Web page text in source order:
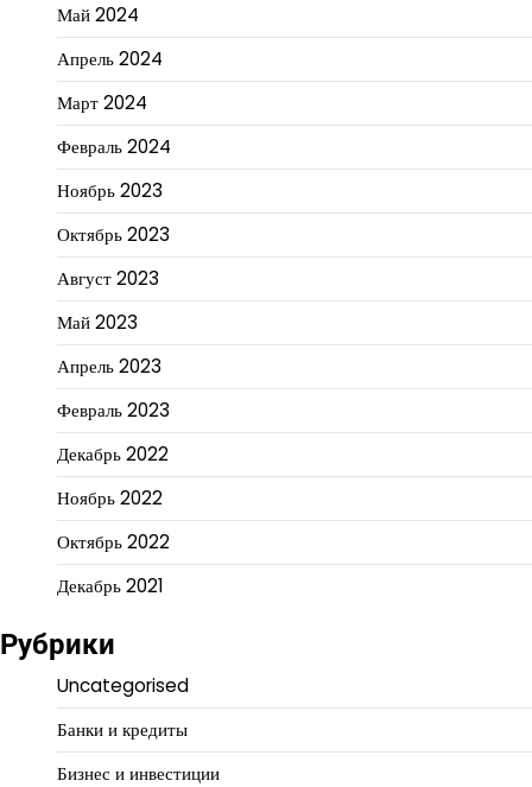
Май 2024
Апрель 2024
Март 2024
Февраль 2024
Ноябрь 2023
Октябрь 2023
Август 2023
Май 2023
Апрель 2023
Февраль 2023
Декабрь 2022
Ноябрь 2022
Октябрь 2022
Декабрь 2021
Рубрики
Uncategorised
Банки и кредиты
Бизнес и инвестиции